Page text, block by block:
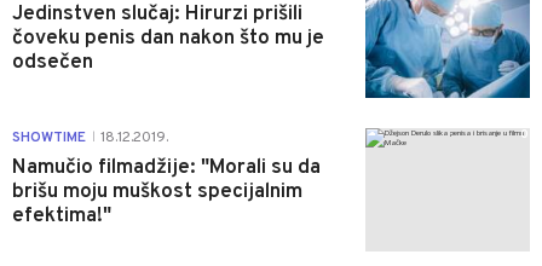
Jedinstven slučaj: Hirurzi prišili
čoveku penis dan nakon što mu je
odsečen
SHOWTIME 18.12.2019.
Namučio filmadžije: "Morali su da
brišu moju muškost specijalnim
efektima!"
0